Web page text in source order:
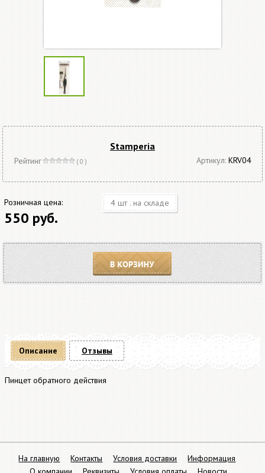
Stamperia
Рейтинг ( 0 ) Артикул: KRV04
Розничная цена:
550 руб.
4 шт . на складе
В корзину
Описание
Пинцет обратного действия
Отзывы
На главную Контакты Условия доставки
Информация